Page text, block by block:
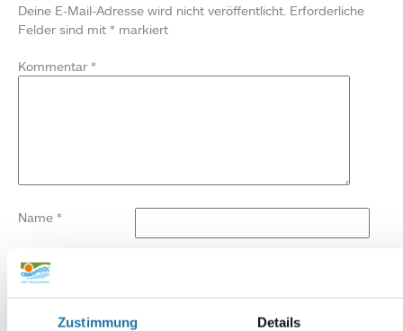
Zustimmung Details
Deine E-Mail-Adresse wird nicht veröffentlicht. Erforderliche
Felder sind mit * markiert
Kommentar *
Name *
E-Mail-Adresse
Website